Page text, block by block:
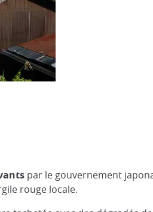
par le gouvernement
rouge locale.